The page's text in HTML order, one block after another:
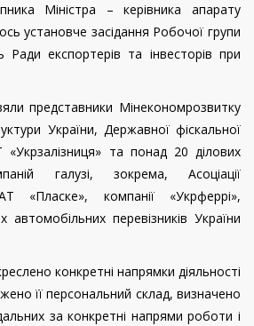
Міністра – керівника апарату
установче засідання Робочої групи
Ради експортерів та інвесторів при
представники Мінекономрозвитку
України, Державної фіскальної
та понад 20 ділових
галузі, зокрема, Асоціації
«Пласке», компанії «Укрферрі»,
автомобільних перевізників України
конкретні напрямки діяльності
її персональний склад, визначено
за конкретні напрями роботи і